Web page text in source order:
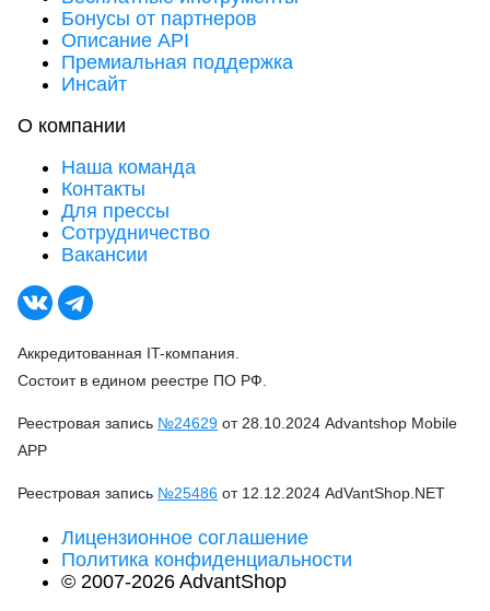
Бонусы от партнеров
Описание API
Премиальная поддержка
Инсайт
О компании
Наша команда
Контакты
Для прессы
Сотрудничество
Вакансии
Аккредитованная IT-компания.
Состоит в едином реестре ПО РФ.
Реестровая запись №24629 от 28.10.2024 Advantshop Mobile
APP
Реестровая запись №25486 от 12.12.2024 AdVantShop.NET
Лицензионное соглашение
Политика конфиденциальности
© 2007-2026 AdvantShop